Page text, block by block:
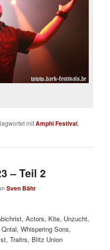
mitAmphi Festival,
– Teil 2
Sven Bähr
Actors, Kite, Unzucht,
Whispering Sons,
Traitrs, Blitz Union